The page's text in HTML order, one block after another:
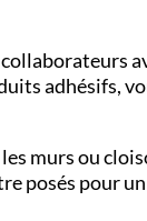
adhésifs,
murs ou
posés pour un